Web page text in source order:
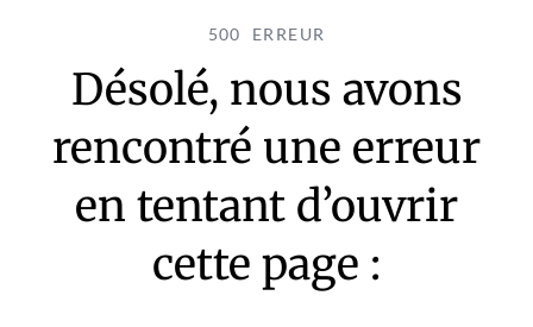
500 ERREUR
Désolé, nous avons
rencontré une erreur
en tentant d’ouvrir
cette page :